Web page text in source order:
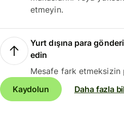
etmeyin.
Yurt dışına para
edin
Mesafe fark etmeksizin
Kaydolun
Daha fazla